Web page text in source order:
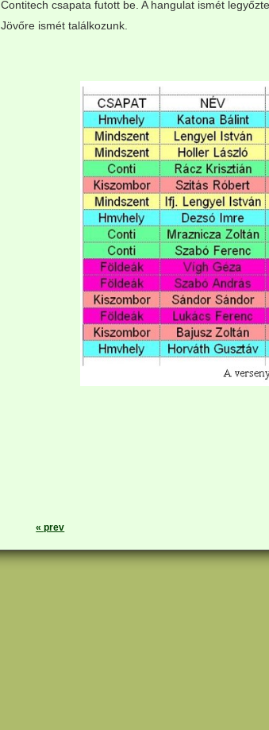
Contitech csapata futott be. A hangulat ismét
Jövőre ismét találkozunk.
« prev